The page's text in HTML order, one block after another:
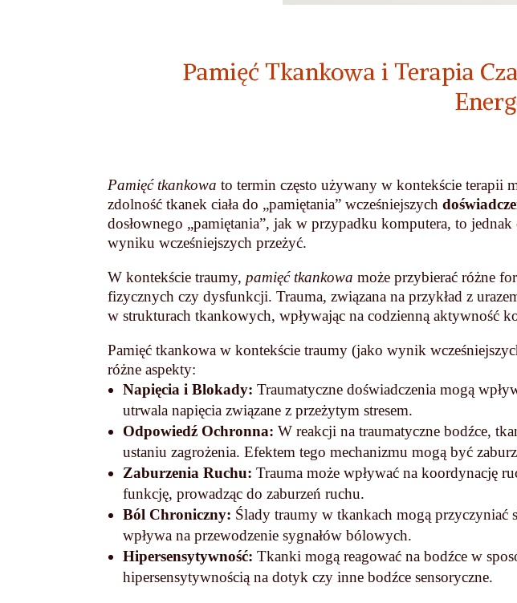
Pamięć Tkankowa i Terapia
Pamięć tkankowa to termin często używany w kontekście terapii
zdolność tkanek ciała do „pamiętania” wcześniejszych
dosłownego „pamiętania”, jak w przypadku komputera, to
wyniku wcześniejszych przeżyć.
W kontekście traumy,pamięć tkankowa może przybierać różne
fizycznych czy dysfunkcji. Trauma, związana na przykład z
w strukturach tkankowych, wpływając na codzienną aktywność
Pamięć tkankowa w kontekście traumy (jako wynik
różne aspekty:
Napięcia i Blokady: Traumatyczne doświadczenia mogą
utrwala napięcia związane z przeżytym stresem.
Odpowiedź Ochronna: W reakcji na traumatyczne bodźce,
ustaniu zagrożenia. Efektem tego mechanizmu mogą być
Zaburzenia Ruchu: Trauma może wpływać na koordynację
funkcję, prowadząc do zaburzeń ruchu.
Ból Chroniczny: Ślady traumy w tkankach mogą przyczyniać
wpływa na przewodzenie sygnałów bólowych.
Hipersensytywność: Tkanki mogą reagować na bodźce w
hipersensytywnością na dotyk czy inne bodźce sensoryczne.